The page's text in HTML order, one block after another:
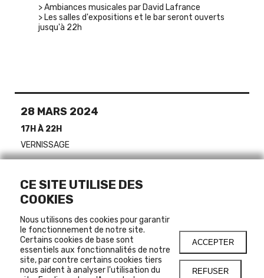
> Ambiances musicales par David Lafrance
> Les salles d'expositions et le bar seront ouverts
jusqu'à 22h
28 MARS 2024
17H À 22H
VERNISSAGE
LIENS
AJOUTER À L'AGENDA
CE SITE UTILISE DES
COOKIES
Nous utilisons des cookies pour garantir
le fonctionnement de notre site.
Certains cookies de base sont
essentiels aux fonctionnalités de notre
site, par contre certains cookies tiers
nous aident à analyser l'utilisation du
ACCEPTER
REFUSER